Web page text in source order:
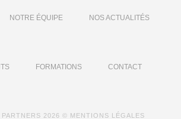
NOTRE ÉQUIPE NOS ACTUALITÉS
FORMATIONS CONTACT
2026 © MENTIONS LÉGALES